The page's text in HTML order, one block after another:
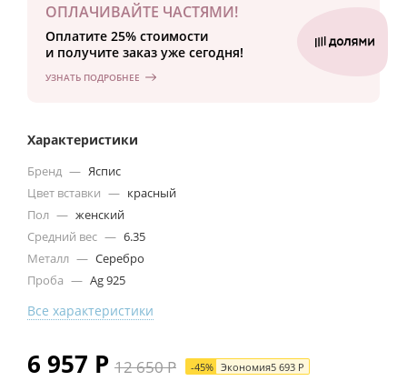
ОПЛАЧИВАЙТЕ ЧАСТЯМИ!
Оплатите 25% стоимости
и получите заказ уже сегодня!
УЗНАТЬ ПОДРОБНЕЕ
Характеристики
Бренд — Яспис
Цвет вставки — красный
Пол — женский
Средний вес — 6.35
Металл — Серебро
Проба — Ag 925
Все характеристики
6 957 Р 12 650Р -45% Экономия5 693 Р